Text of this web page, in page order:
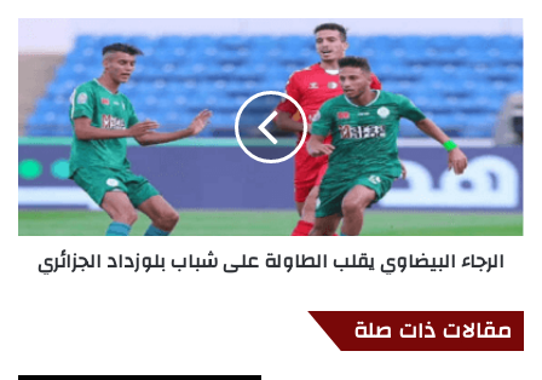
الرجاء البيضاوي يقلب الطاولة على شباب بلوزداد الجزائري
مقالات ذات صلة